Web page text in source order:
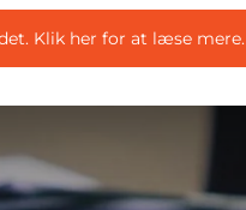
Klik her for at læse mere.